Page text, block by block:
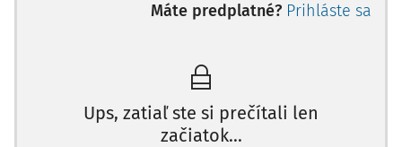
Právne predpisy/legislation:
zákon č. 160/2015 Z. z.
(ďalej len „CSP“); zákon č. 307/2016 Z. z. o upomínacom
konaní v znení neskorších predpisov (ďalej len „Zákon o
upomínacom konaní“).
Máte predplatné? Prihláste sa
Ups, zatiaľ ste si prečítali len
začiatok...